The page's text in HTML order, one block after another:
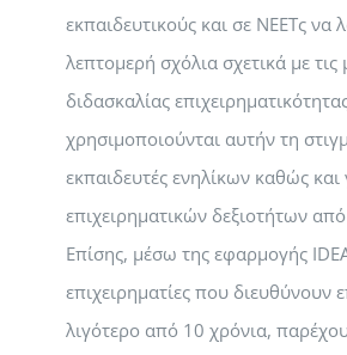
εκπαιδευτικούς και σε ΝΕΕΤς να
λεπτομερή σχόλια σχετικά με
διδασκαλίας
χρησιμοποιούνται αυτήν τη
εκπαιδευτές ενηλίκων καθώς και
επιχειρηματικών δεξιοτήτων από
Επίσης, μέσω της εφαρμογής
επιχειρηματίες που διευθύνουν
λιγότερο από 10 χρόνια,